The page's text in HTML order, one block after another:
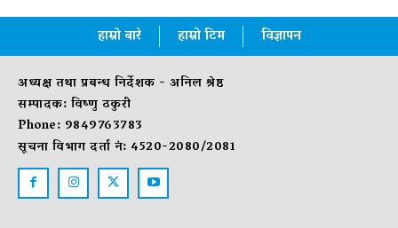
हाम्रो बारे हाम्रो टिम विज्ञापन
अध्यक्ष तथा प्रबन्ध निर्देशक - अनिल श्रेष्ठ
सम्पादक: विष्णु ठकुरी
Phone: 9849763783
सूचना विभाग दर्ता नं: 4520-2080/2081